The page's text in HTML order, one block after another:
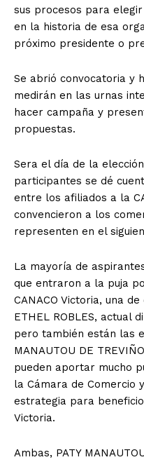
sus procesos para
en la historia de esa
próximo presidente o
Se abrió convocatoria y
medirán en las urnas
hacer campaña y
propuestas.
Sera el día de la
participantes se dé
entre los afiliados a la
convencieron a los
representen en el
La mayoría de
que entraron a la puja
CANACO Victoria, una
ETHEL ROBLES, actual
pero también están las
MANAUTOU DE
pueden aportar mucho
la Cámara de Comercio
estrategia para
Victoria.
Ambas, PATY